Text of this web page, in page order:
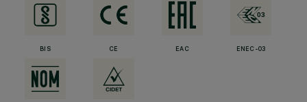
BIS CE EAC ENEC-03